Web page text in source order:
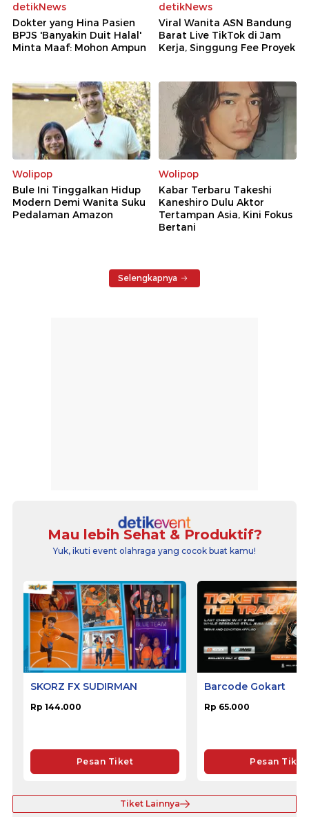
detikNews
Dokter yang Hina Pasien
BPJS 'Banyakin Duit Halal'
Minta Maaf: Mohon Ampun
detikNews
Viral Wanita ASN Bandung
Barat Live TikTok di Jam
Kerja, Singgung Fee Proyek
Wolipop
Bule Ini Tinggalkan Hidup
Modern Demi Wanita Suku
Pedalaman Amazon
Wolipop
Kabar Terbaru Takeshi
Kaneshiro Dulu Aktor
Tertampan Asia, Kini Fokus
Bertani
Selengkapnya
Mau lebih Sehat & Produktif?
Yuk, ikuti event olahraga yang cocok buat kamu!
SKORZ FX SUDIRMAN
Rp 144.000
Pesan Tiket
Barcode Gokart
Rp 65.000
Pesan Tiket
Tiket Lainnya